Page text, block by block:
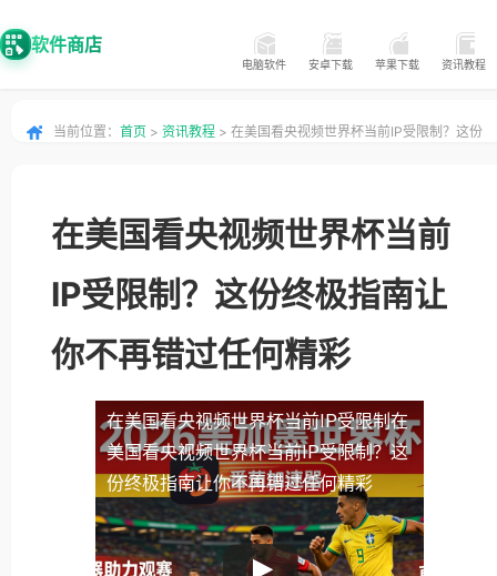
软件商店
电脑软件 安卓下载 苹果下载 资讯教程
当前位置： 首页 > 资讯教程 > 在美国看央视频世界杯当前IP受限制？这份
在美国看央视频世界杯当前
IP受限制？这份终极指南让
你不再错过任何精彩
在美国看央视频世界杯当前IP受限制在
美国看央视频世界杯当前IP受限制？这
份终极指南让你不再错过任何精彩